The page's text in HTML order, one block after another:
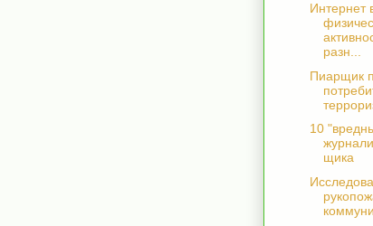
Интернет
разн...
Пиарщик
10
щика